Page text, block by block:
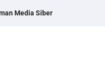
Media Siber